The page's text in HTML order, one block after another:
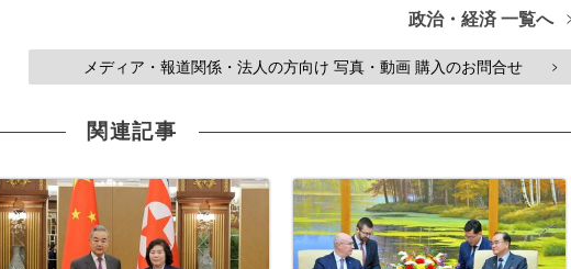
政治・経済 一覧へ
メディア・報道関係・法人の方向け 写真・動画 購入のお問合せ >
関連記事